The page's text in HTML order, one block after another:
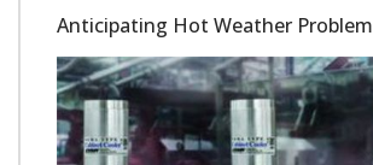
Anticipating Hot Weather Problem